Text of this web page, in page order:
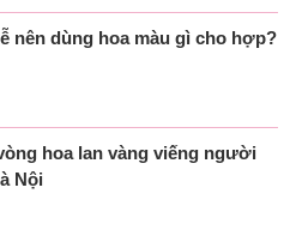
nên dùng hoa màu gì cho hợp?
hoa lan vàng viếng người
Nội